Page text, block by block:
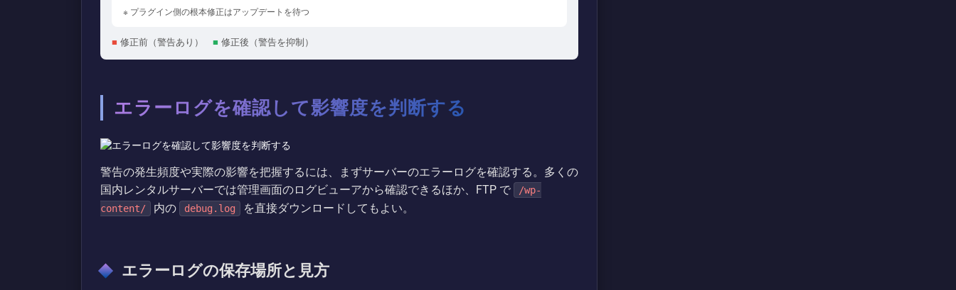
※ プラグイン側の根本修正はアップデートを待つ
■ 修正前（警告あり） ■ 修正後（警告を抑制）
エラーログを確認して影響度を判断する
警告の発生頻度や実際の影響を把握するには、まずサーバーのエラーログを確認する。多くの
国内レンタルサーバーでは管理画面のログビューアから確認できるほか、FTP で
/wp-
content/
内の debug.log を直接ダウンロードしてもよい。
エラーログの保存場所と見方